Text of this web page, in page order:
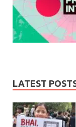
LATEST